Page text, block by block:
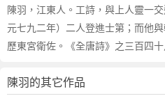
陳羽，江東人。工詩，與上人靈一
元七九二年）二人登進士第；而他
歷東宮衛佐。《全唐詩》之三百四十
陳羽的其它作品